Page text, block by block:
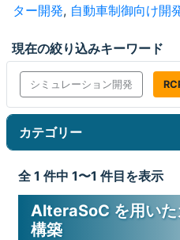
ター開発, 自動車制御向け開
現在の絞り込みキーワード
シミュレーション開発
カテゴリー
全 1 件中 1〜1 件目を表示
AlteraSoC を用いた
構築